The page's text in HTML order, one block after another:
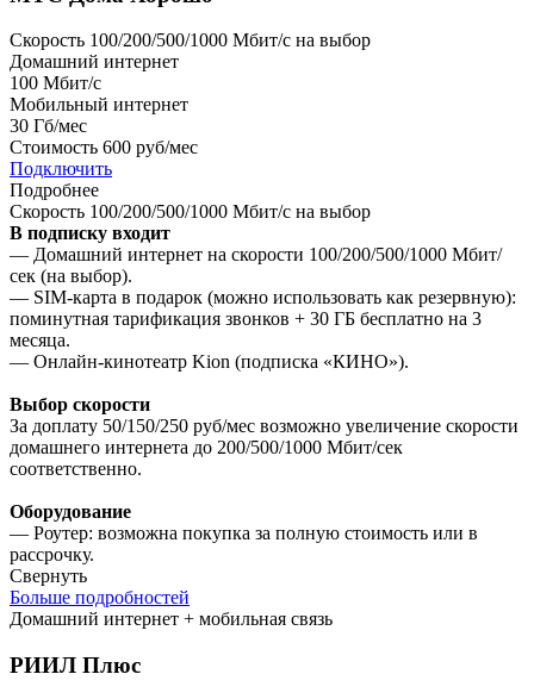
Скорость 100/200/500/1000 Мбит/с на выбор
Домашний интернет
100 Мбит/с
Мобильный интернет
30 Гб/мес
Стоимость 600 руб/мес
Подключить
Подробнее
Скорость 100/200/500/1000 Мбит/с на выбор
В подписку входит
— Домашний интернет на скорости 100/200/500/1000 Мбит/
сек (на выбор).
— SIM-карта в подарок (можно использовать как резервную):
поминутная тарификация звонков + 30 ГБ бесплатно на 3
месяца.
— Онлайн-кинотеатр Kion (подписка «КИНО»).
Выбор скорости
За доплату 50/150/250 руб/мес возможно увеличение скорости
домашнего интернета до 200/500/1000 Мбит/сек
соответственно.
Оборудование
— Роутер: возможна покупка за полную стоимость или в
рассрочку.
Свернуть
Больше подробностей
Домашний интернет + мобильная связь
РИИЛ Плюс